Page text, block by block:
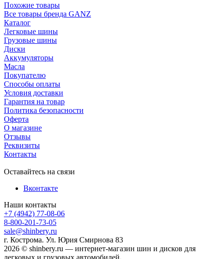
Похожие товары
Все товары бренда GANZ
Каталог
Легковые шины
Грузовые шины
Диски
Аккумуляторы
Масла
Покупателю
Способы оплаты
Условия доставки
Гарантия на товар
Политика безопасности
Оферта
О магазине
Отзывы
Реквизиты
Контакты
Оставайтесь на связи
Вконтакте
Наши контакты
+7 (4942) 77-08-06
8-800-201-73-05
sale@shinbery.ru
г. Кострома. Ул. Юрия Смирнова 83
2026 © shinbery.ru — интернет-магазин шин и дисков для
легковых и грузовых автомобилей.